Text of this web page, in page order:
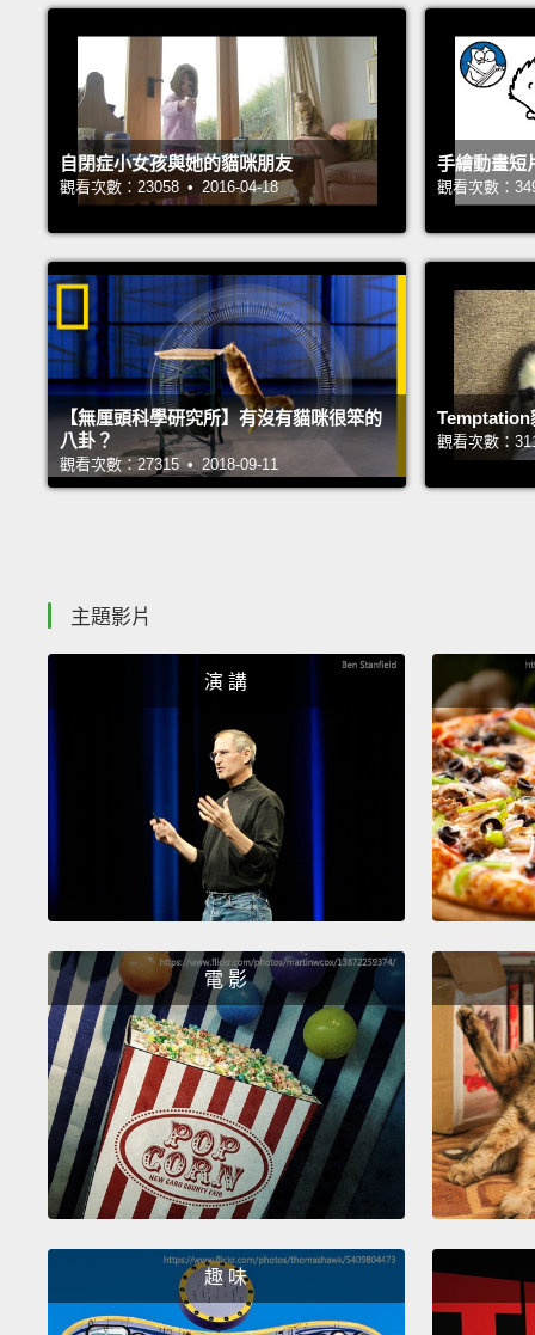
自閉症小女孩與她的貓咪朋友
觀看次數：23058 • 2016-04-18
手繪動畫短
觀看次數：
【無厘頭科學研究所】有沒有貓咪很笨的
八卦？
觀看次數：27315 • 2018-09-11
Temptation
觀看次數：
主題影片
演 講
電 影
趣 味